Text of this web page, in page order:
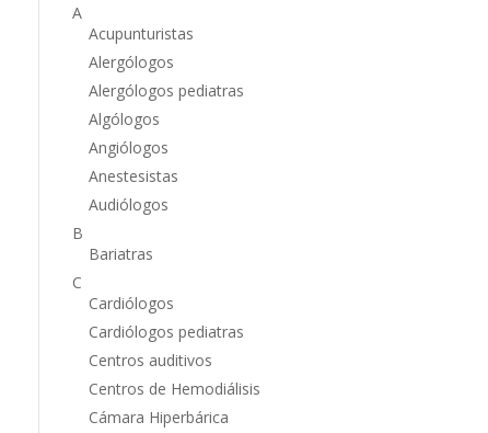
A
Acupunturistas
Alergólogos
Alergólogos pediatras
Algólogos
Angiólogos
Anestesistas
Audiólogos
B
Bariatras
C
Cardiólogos
Cardiólogos pediatras
Centros auditivos
Centros de Hemodiálisis
Cámara Hiperbárica